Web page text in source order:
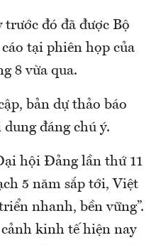
trước đó đã được Bộ
tại phiên họp của
8 vừa qua.
bản dự thảo báo
đáng chú ý.
hội Đảng lần thứ 11
5 năm sắp tới, Việt
nhanh, bền vững”.
kinh tế hiện nay